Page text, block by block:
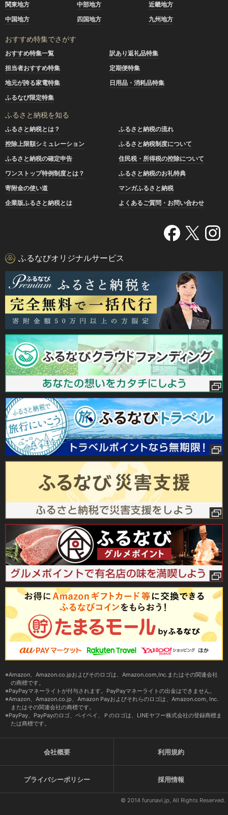
関東地方
中部地方
近畿地方
中国地方
四国地方 九州地方
おすすめ特集でさがす
おすすめ特集一覧
訳あり返礼品特集
担当者おすすめ特集
定期便特集
地元が誇る家電特集
日用品・消耗品特集
ふるなび限定特集
ふるさと納税を知る
ふるさと納税とは？
ふるさと納税の流れ
控除上限額シミュレーション
ふるさと納税制度について
ふるさと納税の確定申告
住民税・所得税の控除について
ワンストップ特例制度とは？
ふるさと納税のお礼特典
寄附金の使い道
マンガふるさと納税
企業版ふるさと納税とは
よくあるご質問・お問い合わせ
ふるなびオリジナルサービス
Amazon、Amazon.co.jpおよびそのロゴは、Amazon.com,Inc.またはその関連会社
の商標です。
PayPayマネーライトが付与されます。PayPayマネーライトの出金はできません。
Amazon、Amazon.co.jp、Amazon Payおよびそれらのロゴは、Amazon.com, Inc.
またはその関連会社の商標です。
PayPay、PayPayのロゴ、ペイペイ、Ｐのロゴは、LINEヤフー株式会社の登録商標ま
たは商標です。
会社概要 利用規約
プライバシーポリシー 採用情報
© 2014 furunavi.jp, All Rights Reserved.